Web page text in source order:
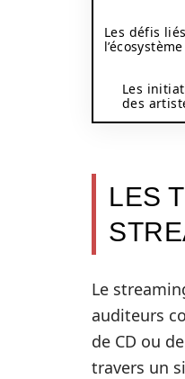
Les défis
Les
des
LES
Le
auditeurs
de CD ou
travers un